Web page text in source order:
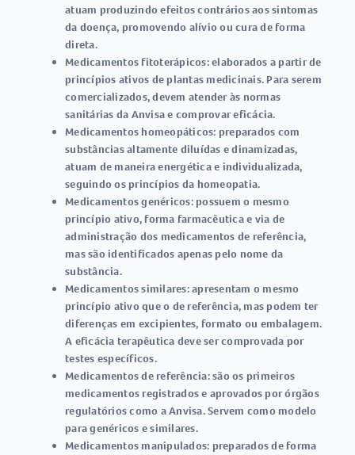
atuam produzindo efeitos contrários aos sintomas
da doença, promovendo alívio ou cura de forma
direta.
Medicamentos fitoterápicos:elaborados a partir de
princípios ativos de plantas medicinais. Para serem
comercializados, devem atender às normas
sanitárias da Anvisa e comprovar eficácia.
Medicamentos homeopáticos: preparados com
substâncias altamente diluídas e dinamizadas,
atuam de maneira energética e individualizada,
seguindo os princípios da homeopatia.
Medicamentos genéricos:possuem o mesmo
princípio ativo, forma farmacêutica e via de
administração dos medicamentos de referência,
mas são identificados apenas pelo nome da
substância.
Medicamentos similares:apresentam o mesmo
princípio ativo que o de referência, mas podem ter
diferenças em excipientes, formato ou embalagem.
A eficácia terapêutica deve ser comprovada por
testes específicos.
Medicamentos de referência:são os primeiros
medicamentos registrados e aprovados por órgãos
regulatórios como a Anvisa. Servem como modelo
para genéricos e similares.
Medicamentos manipulados: preparados de forma